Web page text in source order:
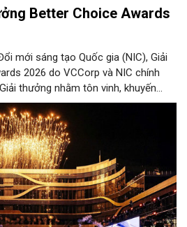
Better Choice Awards
mới sáng tạo Quốc gia (NIC), Giải
2026 do VCCorp và NIC chính
thưởng nhằm tôn vinh, khuyến
mới, sáng tạo, áp dụng trong đời
tiêu dùng.